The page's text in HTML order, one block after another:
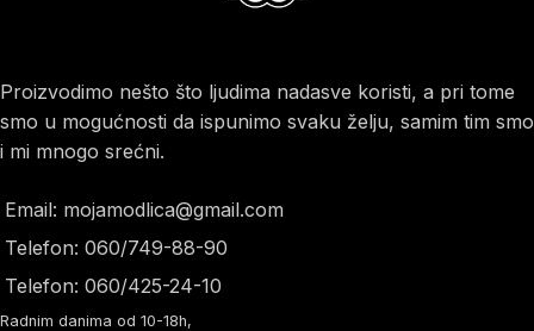
Proizvodimo nešto što ljudima nadasve koristi, a pri tome
smo u mogućnosti da ispunimo svaku želju, samim tim smo
i mi mnogo srećni.
Email: mojamodlica@gmail.com
Telefon: 060/749-88-90
Telefon: 060/425-24-10
Radnim danima od 10-18h,